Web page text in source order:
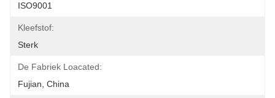
ISO9001
Kleefstof:
Sterk
De Fabriek Loacated:
Fujian, China